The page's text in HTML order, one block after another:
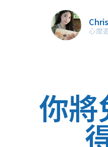
心度
你將